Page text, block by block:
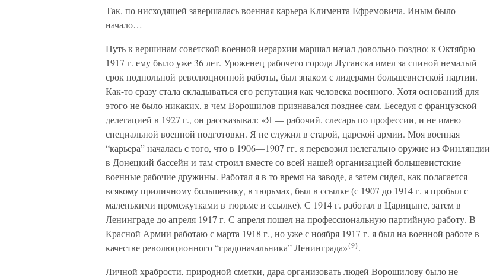
Так, по нисходящей завершалась военная карьера Климента Ефремовича. Иным было
начало…
Путь к вершинам советской военной иерархии маршал начал довольно поздно: к Октябрю
1917 г. ему было уже 36 лет. Уроженец рабочего города Луганска имел за спиной немалый
срок подпольной революционной работы, был знаком с лидерами большевистской партии.
Как-то сразу стала складываться его репутация как человека военного. Хотя оснований для
этого не было никаких, в чем Ворошилов признавался позднее сам. Беседуя с французской
делегацией в 1927 г., он рассказывал: «Я — рабочий, слесарь по профессии, и не имею
специальной военной подготовки. Я не служил в старой, царской армии. Моя военная
“карьера” началась с того, что в 1906—1907 гг. я перевозил нелегально оружие из Финляндии
в Донецкий бассейн и там строил вместе со всей нашей организацией большевистские
военные рабочие дружины. Работал я в то время на заводе, а затем сидел, как полагается
всякому приличному большевику, в тюрьмах, был в ссылке (с 1907 до 1914 г. я пробыл с
маленькими промежутками в тюрьме и ссылке). С 1914 г. работал в Царицыне, затем в
Ленинграде до апреля 1917 г. С апреля пошел на профессиональную партийную работу. В
Красной Армии работаю с марта 1918 г., но уже с ноября 1917 г. я был на военной работе в
качестве революционного “градоначальника” Ленинграда»{9}.
Личной храбрости, природной сметки, дара организовать людей Ворошилову было не